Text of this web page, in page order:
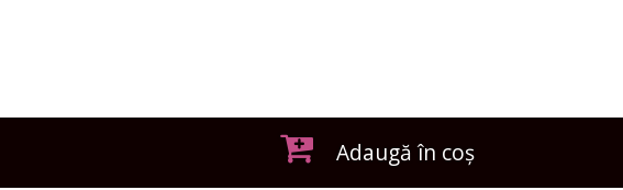
Adaugă în coș